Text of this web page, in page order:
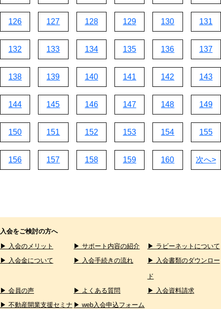
126 127 128 129 130 131
132 133 134 135 136 137
138 139 140 141 142 143
144 145 146 147 148 149
150 151 152 153 154 155
156 157 158 159 160 次へ>
入会をご検討の方へ
▶ 入会のメリット
▶ サポート内容の紹介
▶ ラビーネットについて
▶ 入会金について
▶ 入会手続きの流れ ▶ 入会書類のダウンロー
ド
▶ 会員の声
▶ よくある質問
▶ 入会資料請求
▶ 不動産開業支援セミナ ▶ web入会申込フォーム